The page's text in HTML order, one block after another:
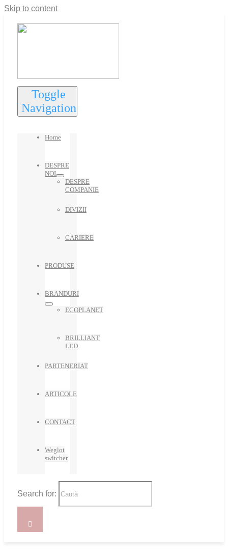
Skip to content
Toggle
Navigation
Home
DESPRE
NOI
DESPRE
COMPANIE
DIVIZII
CARIERE
PRODUSE
BRANDURI
ECOPLANET
BRILLIANT
LED
PARTENERIAT
ARTICOLE
CONTACT
Weglot
switcher
Search for: